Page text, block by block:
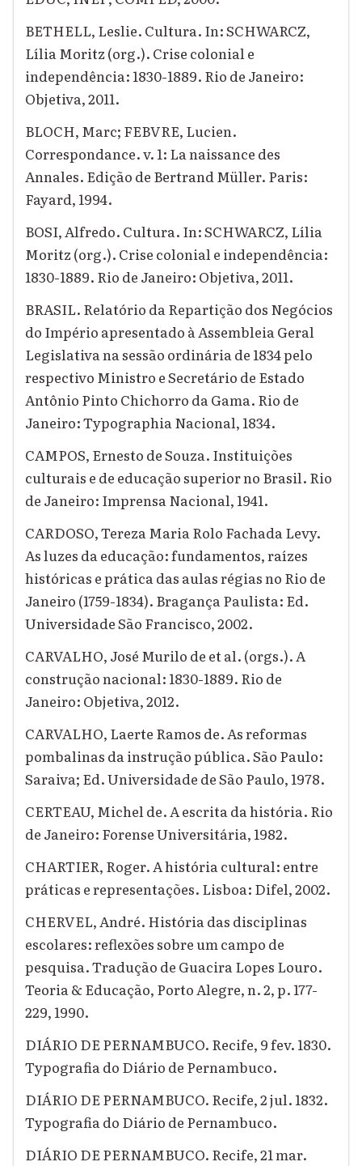
BETHELL, Leslie. Cultura. In: SCHWARCZ,
Lília Moritz (org.). Crise colonial e
independência: 1830-1889. Rio de Janeiro:
Objetiva, 2011.
BLOCH, Marc; FEBVRE, Lucien.
Correspondance. v. 1: La naissance des
Annales. Edição de Bertrand Müller. Paris:
Fayard, 1994.
BOSI, Alfredo. Cultura. In: SCHWARCZ, Lília
Moritz (org.). Crise colonial e independência:
1830-1889. Rio de Janeiro: Objetiva, 2011.
BRASIL. Relatório da Repartição dos Negócios
do Império apresentado à Assembleia Geral
Legislativa na sessão ordinária de 1834 pelo
respectivo Ministro e Secretário de Estado
Antônio Pinto Chichorro da Gama. Rio de
Janeiro: Typographia Nacional, 1834.
CAMPOS, Ernesto de Souza. Instituições
culturais e de educação superior no Brasil. Rio
de Janeiro: Imprensa Nacional, 1941.
CARDOSO, Tereza Maria Rolo Fachada Levy.
As luzes da educação: fundamentos, raízes
históricas e prática das aulas régias no Rio de
Janeiro (1759-1834). Bragança Paulista: Ed.
Universidade São Francisco, 2002.
CARVALHO, José Murilo de et al. (orgs.). A
construção nacional: 1830-1889. Rio de
Janeiro: Objetiva, 2012.
CARVALHO, Laerte Ramos de. As reformas
pombalinas da instrução pública. São Paulo:
Saraiva; Ed. Universidade de São Paulo, 1978.
CERTEAU, Michel de. A escrita da história. Rio
de Janeiro: Forense Universitária, 1982.
CHARTIER, Roger. A história cultural: entre
práticas e representações. Lisboa: Difel, 2002.
CHERVEL, André. História das disciplinas
escolares: reflexões sobre um campo de
pesquisa. Tradução de Guacira Lopes Louro.
Teoria & Educação, Porto Alegre, n. 2, p. 177-
229, 1990.
DIÁRIO DE PERNAMBUCO. Recife, 9 fev. 1830.
Typografia do Diário de Pernambuco.
DIÁRIO DE PERNAMBUCO. Recife, 2 jul. 1832.
Typografia do Diário de Pernambuco.
DIÁRIO DE PERNAMBUCO. Recife, 21 mar.